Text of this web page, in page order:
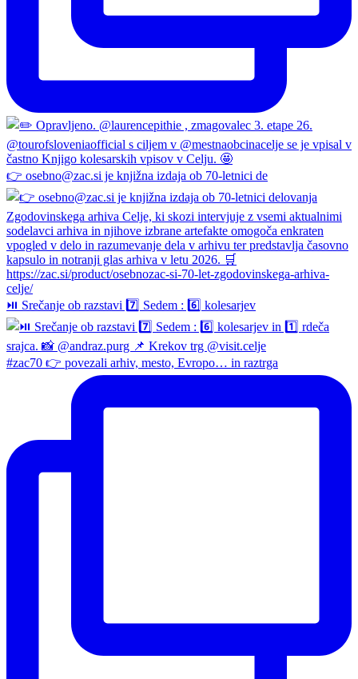
👉 osebno@zac.si je knjižna izdaja ob 70-letnici de
⏯️ Srečanje ob razstavi 7️⃣ Sedem : 6️⃣ kolesarjev
#zac70 👉 povezali arhiv, mesto, Evropo… in raztrga